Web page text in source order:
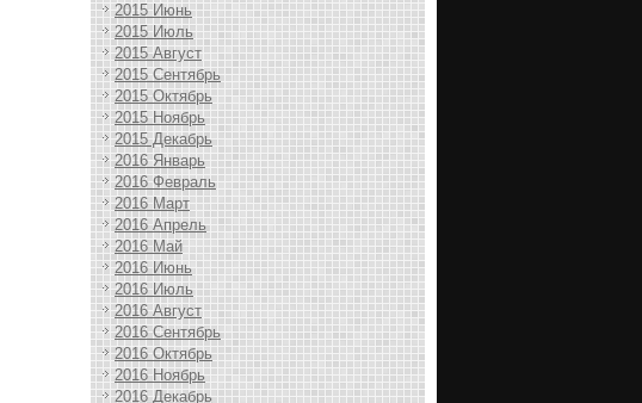
2015 Июнь
2015 Июль
2015 Август
2015 Сентябрь
2015 Октябрь
2015 Ноябрь
2015 Декабрь
2016 Январь
2016 Февраль
2016 Март
2016 Апрель
2016 Май
2016 Июнь
2016 Июль
2016 Август
2016 Сентябрь
2016 Октябрь
2016 Ноябрь
2016 Декабрь